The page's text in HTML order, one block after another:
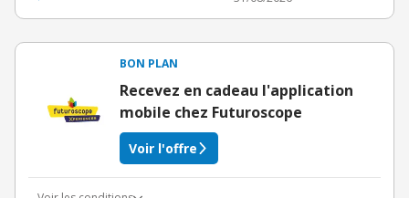
BON PLAN
Recevez en cadeau l'application
mobile chez Futuroscope
Voir l'offre